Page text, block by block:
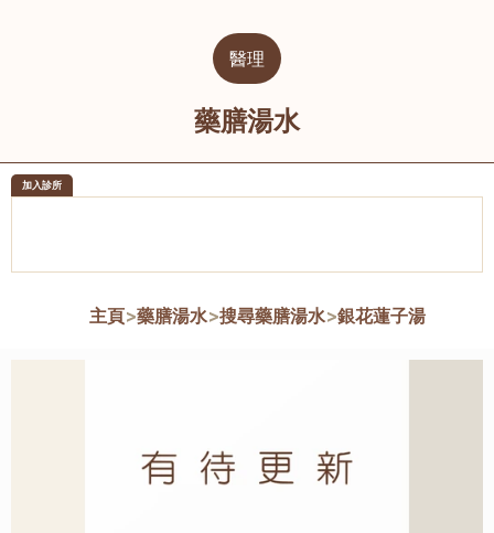
醫理
藥膳湯水
加入診所
主頁>藥膳湯水>搜尋藥膳湯水>銀花蓮子湯